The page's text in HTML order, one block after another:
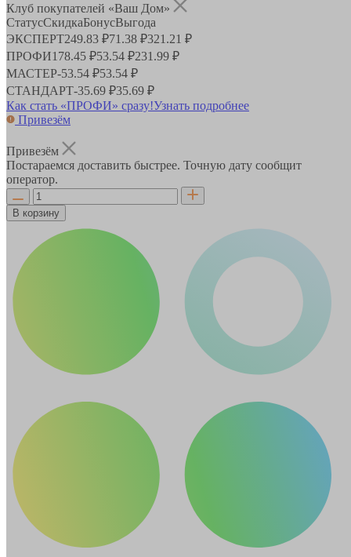
Клуб покупателей «Ваш Дом»
СтатусСкидкаБонусВыгода
ЭКСПЕРТ249.83 ₽71.38 ₽321.21 ₽
ПРОФИ178.45 ₽53.54 ₽231.99 ₽
МАСТЕР-53.54 ₽53.54 ₽
СТАНДАРТ-35.69 ₽35.69 ₽
Как стать «ПРОФИ» сразу!Узнать подробнее
Привезём
Привезём
Постараемся доставить быстрее. Точную дату сообщит
оператор.
В корзину